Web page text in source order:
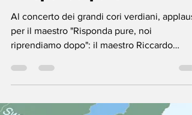
La redazione
8 giu 2022
Tempo di lettura: 1 min
Alla Scala suona
cellulare, Chailly
interrompe il concerto: